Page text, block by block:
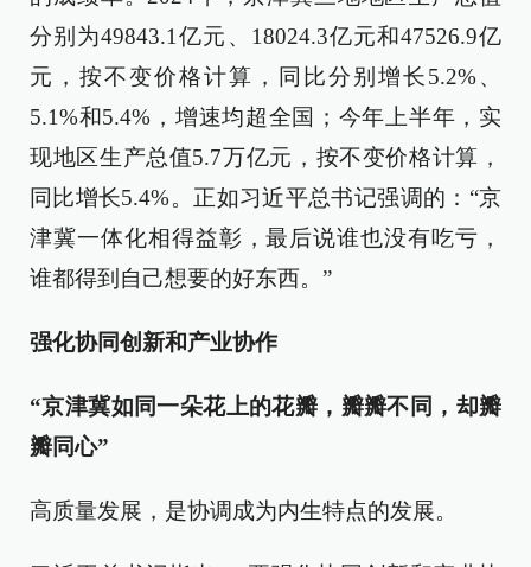
分别为49843.1亿元、18024.3亿元和47526.9亿
元，按不变价格计算，同比分别增长5.2%、
5.1%和5.4%，增速均超全国；今年上半年，实
现地区生产总值5.7万亿元，按不变价格计算，
同比增长5.4%。正如习近平总书记强调的：“京
津冀一体化相得益彰，最后说谁也没有吃亏，
谁都得到自己想要的好东西。”
强化协同创新和产业协作
“京津冀如同一朵花上的花瓣，瓣瓣不同，却瓣
瓣同心”
高质量发展，是协调成为内生特点的发展。